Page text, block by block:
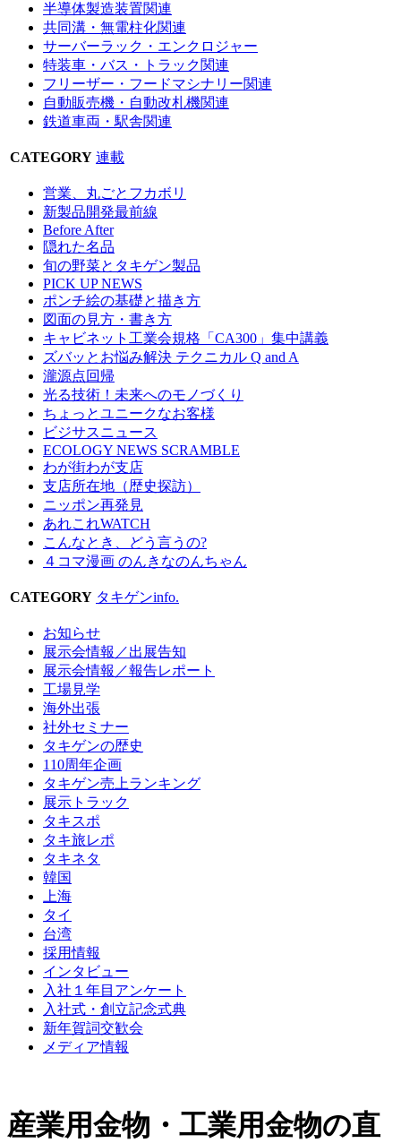
半導体製造装置関連
共同溝・無電柱化関連
サーバーラック・エンクロジャー
特装車・バス・トラック関連
フリーザー・フードマシナリー関連
自動販売機・自動改札機関連
鉄道車両・駅舎関連
CATEGORY 連載
営業、丸ごとフカボリ
新製品開発最前線
Before After
隠れた名品
旬の野菜とタキゲン製品
PICK UP NEWS
ポンチ絵の基礎と描き方
図面の見方・書き方
キャビネット工業会規格「CA300」集中講義
ズバッとお悩み解決 テクニカル Q and A
瀧源点回帰
光る技術！未来へのモノづくり
ちょっとユニークなお客様
ビジサスニュース
ECOLOGY NEWS SCRAMBLE
わが街わが支店
支店所在地（歴史探訪）
ニッポン再発見
あれこれWATCH
こんなとき、どう言うの?
４コマ漫画 のんきなのんちゃん
CATEGORY タキゲンinfo.
お知らせ
展示会情報／出展告知
展示会情報／報告レポート
工場見学
海外出張
社外セミナー
タキゲンの歴史
110周年企画
タキゲン売上ランキング
展示トラック
タキスポ
タキ旅レポ
タキネタ
韓国
上海
タイ
台湾
採用情報
インタビュー
入社１年目アンケート
入社式・創立記念式典
新年賀詞交歓会
メディア情報
産業用金物・工業用金物の直